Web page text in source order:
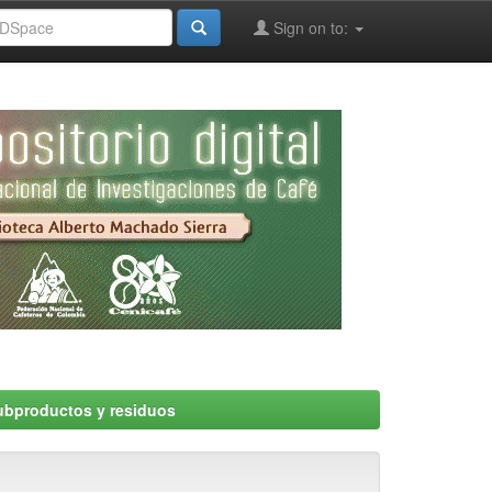
Sign on to:
y residuos